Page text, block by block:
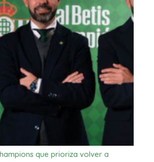
que prioriza volver a